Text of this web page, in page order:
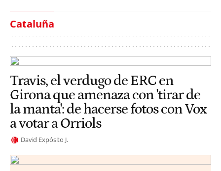
Cataluña
Travis, el verdugo de ERC en
Girona que amenaza con 'tirar de
la manta': de hacerse fotos con Vox
a votar a Orriols
David Expósito J.